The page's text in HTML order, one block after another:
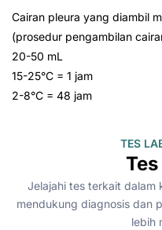
Cairan pleura yang diambil
(prosedur pengambilan
20-50 mL
15-25°C = 1 jam
2-8°C = 48 jam
TES
Jelajahi tes terkait dalam
mendukung diagnosis dan
lebih